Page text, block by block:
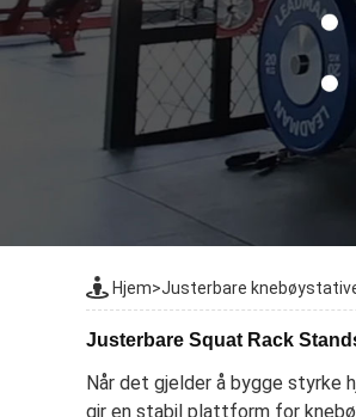
Hjem>Justerbare
Justerbare Squat Rack
Når det gjelder å bygge styrke
gir en stabil plattform for